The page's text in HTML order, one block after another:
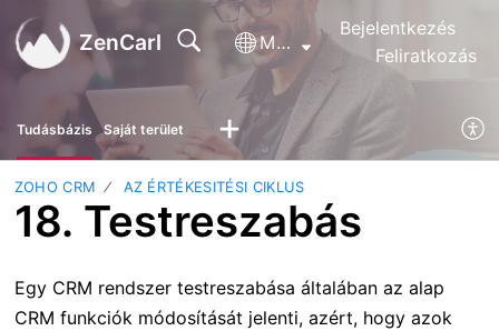
ZenCarl Magyar
Bejelentkezés
Feliratkozás
Tudásbázis Saját terület
ZOHO CRM AZ ÉRTÉKESITÉSI CIKLUS
18. Testreszabás
Egy CRM rendszer testreszabása általában az alap
CRM funkciók módosítását jelenti, azért, hogy azok